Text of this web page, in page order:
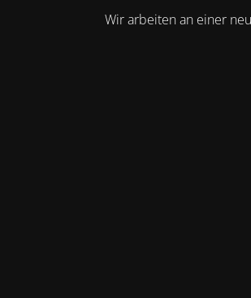
Wir arbeiten an einer